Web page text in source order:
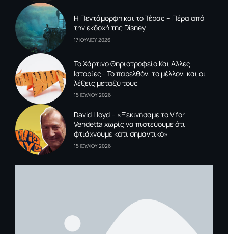
Η Πεντάμορφη και το Τέρας – Πέρα από
την εκδοχή της Disney
17 ΙΟΥΛΙΟΥ 2026
To Xάρτινο Θηριοτροφείο Και Άλλες
Ιστορίες– Το παρελθόν, το μέλλον, και οι
λέξεις μεταξύ τους
15 ΙΟΥΛΙΟΥ 2026
David Lloyd – «Ξεκινήσαμε το V for
Vendetta χωρίς να πιστεύουμε ότι
φτιάχνουμε κάτι σημαντικό»
15 ΙΟΥΛΙΟΥ 2026